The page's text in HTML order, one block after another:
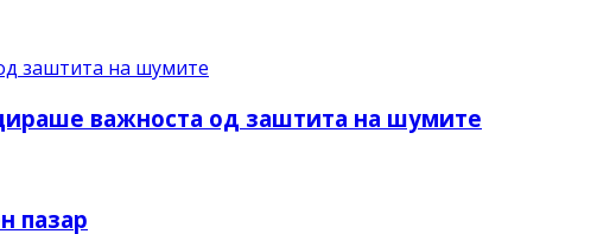
важноста од заштита на шумите
пазар